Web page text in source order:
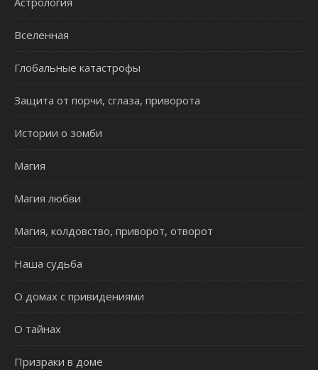
Вселенная
Глобальные катастрофы
Защита от порчи, сглаза, приворота
Истории о зомби
Магия
Магия любви
Магия, колдовство, приворот, отворот
Наша судьба
О домах с привидениями
О тайнах
Призраки в доме